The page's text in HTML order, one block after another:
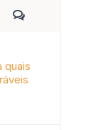
quais